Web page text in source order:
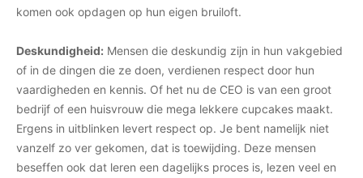
komen ook opdagen op hun eigen bruiloft.
Deskundigheid: Mensen die deskundig zijn in hun vakgebied
of in de dingen die ze doen, verdienen respect door hun
vaardigheden en kennis. Of het nu de CEO is van een groot
bedrijf of een huisvrouw die mega lekkere cupcakes maakt.
Ergens in uitblinken levert respect op. Je bent namelijk niet
vanzelf zo ver gekomen, dat is toewijding. Deze mensen
beseffen ook dat leren een dagelijks proces is, lezen veel en